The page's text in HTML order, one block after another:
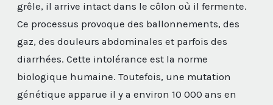
grêle, il arrive intact dans le côlon où il fermente.
Ce processus provoque des ballonnements, des
gaz, des douleurs abdominales et parfois des
diarrhées. Cette intolérance est la norme
biologique humaine. Toutefois, une mutation
génétique apparue il y a environ 10 000 ans en